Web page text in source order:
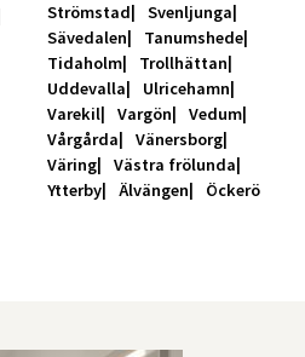
Strömstad
Svenljunga
Sävedalen
Tanumshede
Tidaholm
Trollhättan
Uddevalla
Ulricehamn
Varekil
Vargön
Vedum
Vårgårda
Vänersborg
Väring
Västra frölunda
Ytterby
Älvängen Öckerö